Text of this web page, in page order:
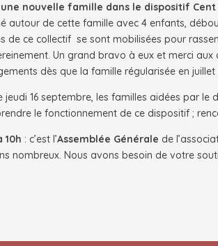
une nouvelle famille dans le dispositif Cent
autour de cette famille avec 4 enfants,
de ce collectif se sont mobilisées pour
Un grand bravo à eux et merci
dès que la famille régularisée en
jeudi 16 septembre, les familles aidées par le
le fonctionnement de ce dispositif ;
10h : c’est l’Assemblée Générale de
nombreux. Nous avons besoin de votre